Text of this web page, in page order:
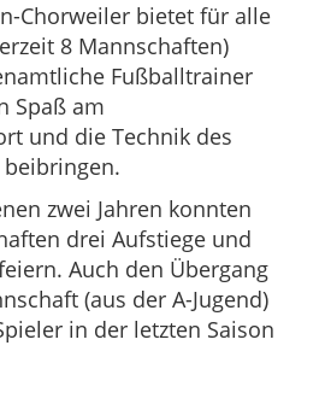
Chorweiler bietet für alle
8 Mannschaften)
Fußballtrainer
Spaß am
und die Technik des
zwei Jahren konnten
drei Aufstiege und
Auch den Übergang
(aus der A-Jugend)
in der letzten Saison